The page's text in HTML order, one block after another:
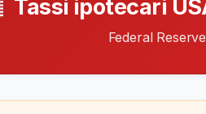
Tassi ipotecari
Federal